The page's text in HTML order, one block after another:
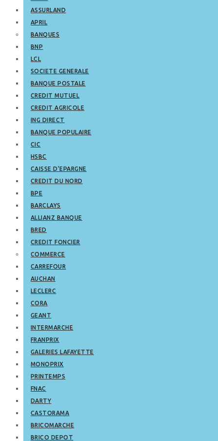
ASSURLAND
APRIL
BANQUES
BNP
LCL
SOCIETE GENERALE
BANQUE POSTALE
CREDIT MUTUEL
CREDIT AGRICOLE
ING DIRECT
BANQUE POPULAIRE
CIC
HSBC
CAISSE D’EPARGNE
CREDIT DU NORD
BPE
BARCLAYS
ALLIANZ BANQUE
BRED
CREDIT FONCIER
COMMERCE
CARREFOUR
AUCHAN
LECLERC
CORA
GEANT
INTERMARCHE
FRANPRIX
GALERIES LAFAYETTE
MONOPRIX
PRINTEMPS
FNAC
DARTY
CASTORAMA
BRICOMARCHE
BRICO DEPOT